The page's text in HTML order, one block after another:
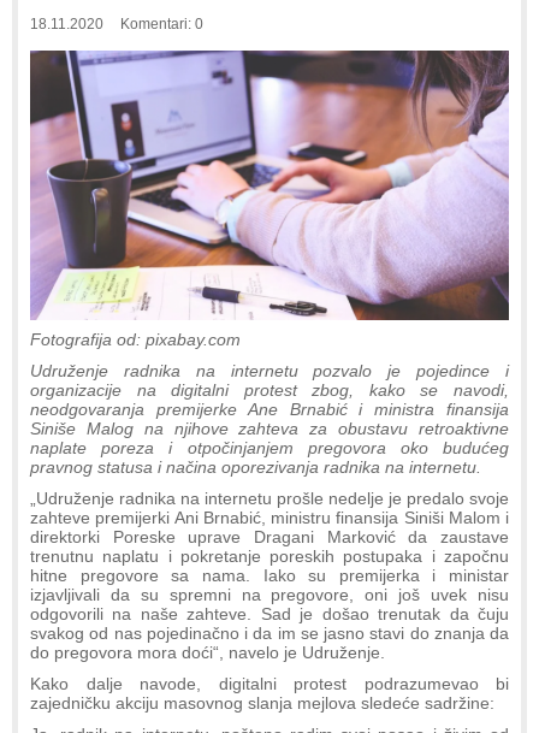
18.11.2020 Komentari: 0
Fotografija od: pixabay.com
Udruženje radnika na internetu pozvalo je pojedince i
organizacije na digitalni protest zbog, kako se navodi,
neodgovaranja premijerke Ane Brnabić i ministra finansija
Siniše Malog na njihove zahteva za obustavu retroaktivne
naplate poreza i otpočinjanjem pregovora oko budućeg
pravnog statusa i načina oporezivanja radnika na internetu.
„Udruženje radnika na internetu prošle nedelje je predalo svoje
zahteve premijerki Ani Brnabić, ministru finansija Siniši Malom i
direktorki Poreske uprave Dragani Marković da zaustave
trenutnu naplatu i pokretanje poreskih postupaka i započnu
hitne pregovore sa nama. Iako su premijerka i ministar
izjavljivali da su spremni na pregovore, oni još uvek nisu
odgovorili na naše zahteve. Sad je došao trenutak da čuju
svakog od nas pojedinačno i da im se jasno stavi do znanja da
do pregovora mora doći“, navelo je Udruženje.
Kako dalje navode, digitalni protest podrazumevao bi
zajedničku akciju masovnog slanja mejlova sledeće sadržine: